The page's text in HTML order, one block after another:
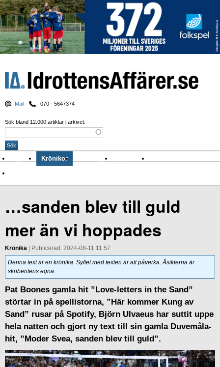
Mail 070 - 5647374
Sök bland 12.000 artiklar i arkivet:
Nyheter Krönikor Sport & spel Nyhetsbrev
…sanden blev till guld
mer än vi hoppades
Krönika | Publicerad: 2024-08-11 11:57
Denna text är en krönika. Syftet med texten är att påverka. Åsikterna är
skribentens egna.
Pat Boones gamla hit ”Love-letters in the Sand”
störtar in på spellistorna, ”Här kommer Kung av
Sand” rusar på Spotify, Björn Ulvaeus har suttit uppe
hela natten och gjort ny text till sin gamla Duvemåla-
hit, ”Moder Svea, sanden blev till guld”.